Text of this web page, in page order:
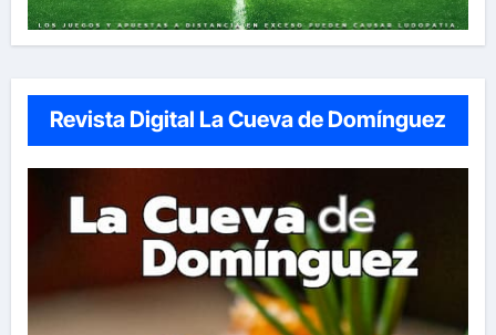
Revista Digital La Cueva de Domínguez